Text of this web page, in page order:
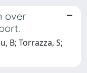
over
B; Torrazza, S;